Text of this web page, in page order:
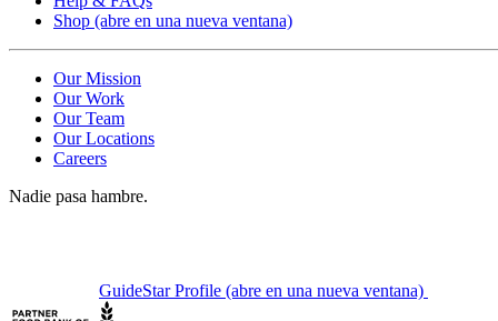
Shop (abre en una nueva ventana)
Our Mission
Our Work
Our Team
Our Locations
Careers
Nadie pasa hambre.
GuideStar Profile (abre en una nueva ventana)